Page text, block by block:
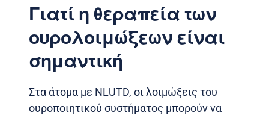
Γιατί η θεραπεία των
ουρολοιμώξεων είναι
σημαντική
Στα άτομα με NLUTD, οι λοιμώξεις του
ουροποιητικού συστήματος μπορούν να